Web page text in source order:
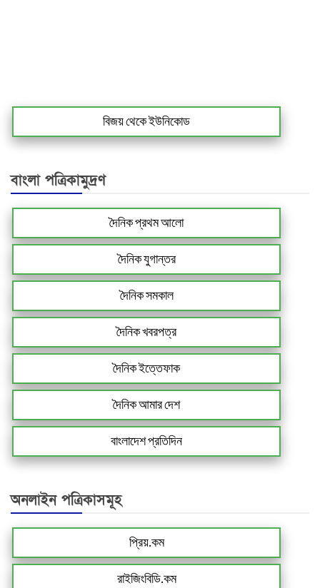
বিজয় থেকে ইউনিকোড
বাংলা পত্রিকামুদ্রণ
দৈনিক প্রথম আলো
দৈনিক যুগান্তর
দৈনিক সমকাল
দৈনিক খবরপত্র
দৈনিক ইত্তেফাক
দৈনিক আমার দেশ
বাংলাদেশ প্রতিদিন
অনলাইন পত্রিকাসমূহ
প্রিয়.কম
রাইজিংবিডি.কম